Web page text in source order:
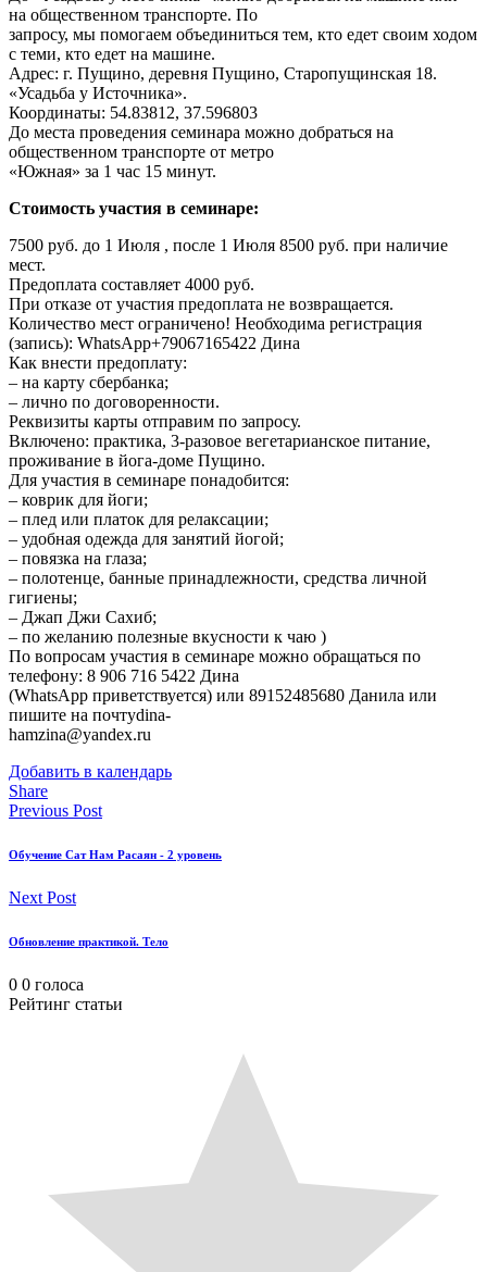
на общественном транспорте. По
запросу, мы помогаем объединиться тем, кто едет своим ходом
с теми, кто едет на машине.
Адрес: г. Пущино, деревня Пущино, Старопущинская 18.
«Усадьба у Источника».
Координаты: 54.83812, 37.596803
До места проведения семинара можно добраться на
общественном транспорте от метро
«Южная» за 1 час 15 минут.
Стоимость участия в семинаре:
7500 руб. до 1 Июля , после 1 Июля 8500 руб. при наличие
мест.
Предоплата составляет 4000 руб.
При отказе от участия предоплата не возвращается.
Количество мест ограничено! Необходима регистрация
(запись): WhatsApp+79067165422 Дина
Как внести предоплату:
– на карту сбербанка;
– лично по договоренности.
Реквизиты карты отправим по запросу.
Включено: практика, 3-разовое вегетарианское питание,
проживание в йога-доме Пущино.
Для участия в семинаре понадобится:
– коврик для йоги;
– плед или платок для релаксации;
– удобная одежда для занятий йогой;
– повязка на глаза;
– полотенце, банные принадлежности, средства личной
гигиены;
– Джап Джи Сахиб;
– по желанию полезные вкусности к чаю )
По вопросам участия в семинаре можно обращаться по
телефону: 8 906 716 5422 Дина
(WhatsApp приветствуется) или 89152485680 Данила или
пишите на почтуdina-
hamzina@yandex.ru
Добавить в календарь
Share
Previous Post
Обучение Сат Нам Расаян - 2 уровень
Next Post
Обновление практикой. Тело
0 0 голоса
Рейтинг статьи